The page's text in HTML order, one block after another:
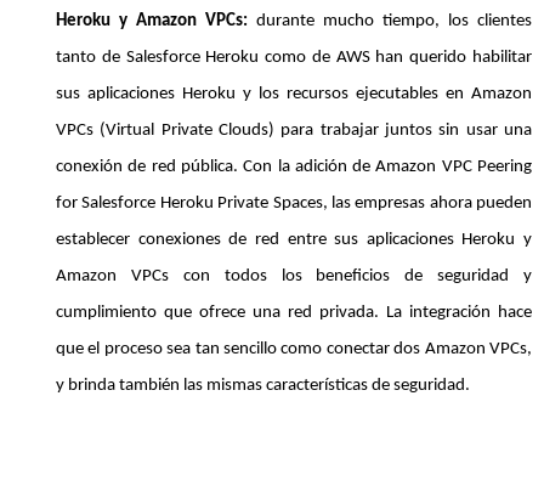
Heroku y Amazon VPCs: durante mucho tiempo, los clientes
tanto de Salesforce Heroku como de AWS han querido habilitar
sus aplicaciones Heroku y los recursos ejecutables en Amazon
VPCs (Virtual Private Clouds) para trabajar juntos sin usar una
conexión de red pública. Con la adición de Amazon VPC Peering
for Salesforce Heroku Private Spaces, las empresas ahora pueden
establecer conexiones de red entre sus aplicaciones Heroku y
Amazon VPCs con todos los beneficios de seguridad y
cumplimiento que ofrece una red privada. La integración hace
que el proceso sea tan sencillo como conectar dos Amazon VPCs,
y brinda también las mismas características de seguridad.